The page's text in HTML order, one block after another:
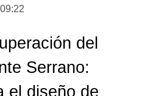
del
Serrano:
el diseño de